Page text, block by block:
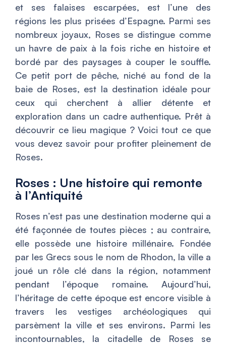
et ses falaises escarpées, est l’une des
régions les plus prisées d’Espagne. Parmi ses
nombreux joyaux, Roses se distingue comme
un havre de paix à la fois riche en histoire et
bordé par des paysages à couper le souffle.
Ce petit port de pêche, niché au fond de la
baie de Roses, est la destination idéale pour
ceux qui cherchent à allier détente et
exploration dans un cadre authentique. Prêt à
découvrir ce lieu magique ? Voici tout ce que
vous devez savoir pour profiter pleinement de
Roses.
Roses : Une histoire qui remonte
à l’Antiquité
Roses n’est pas une destination moderne qui a
été façonnée de toutes pièces ; au contraire,
elle possède une histoire millénaire. Fondée
par les Grecs sous le nom de Rhodon, la ville a
joué un rôle clé dans la région, notamment
pendant l’époque romaine. Aujourd’hui,
l’héritage de cette époque est encore visible à
travers les vestiges archéologiques qui
parsèment la ville et ses environs. Parmi les
incontournables, la citadelle de Roses se